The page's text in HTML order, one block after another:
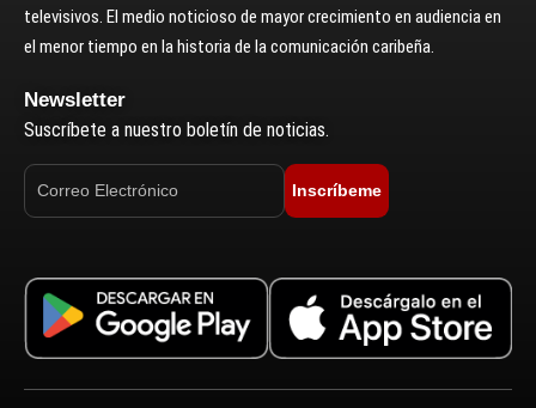
televisivos. El medio noticioso de mayor crecimiento en audiencia en
el menor tiempo en la historia de la comunicación caribeña.
Newsletter
Suscríbete a nuestro boletín de noticias.
Inscríbeme